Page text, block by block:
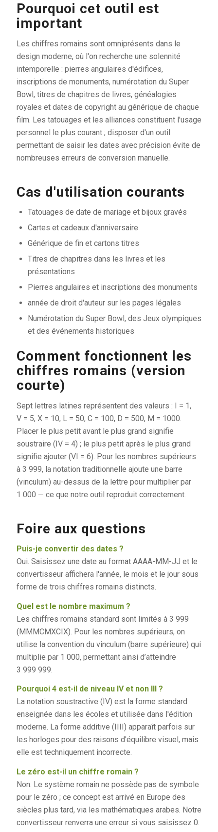
Pourquoi cet outil est
important
Les chiffres romains sont omniprésents dans le
design moderne, où l'on recherche une solennité
intemporelle : pierres angulaires d'édifices,
inscriptions de monuments, numérotation du Super
Bowl, titres de chapitres de livres, généalogies
royales et dates de copyright au générique de chaque
film. Les tatouages et les alliances constituent l'usage
personnel le plus courant ; disposer d'un outil
permettant de saisir les dates avec précision évite de
nombreuses erreurs de conversion manuelle.
Cas d'utilisation courants
Tatouages de date de mariage et bijoux gravés
Cartes et cadeaux d'anniversaire
Générique de fin et cartons titres
Titres de chapitres dans les livres et les
présentations
Pierres angulaires et inscriptions des monuments
année de droit d'auteur sur les pages légales
Numérotation du Super Bowl, des Jeux olympiques
et des événements historiques
Comment fonctionnent les
chiffres romains (version
courte)
Sept lettres latines représentent des valeurs : I = 1,
V = 5, X = 10, L = 50, C = 100, D = 500, M = 1000.
Placer le plus petit avant le plus grand signifie
soustraire (IV = 4) ; le plus petit après le plus grand
signifie ajouter (VI = 6). Pour les nombres supérieurs
à 3 999, la notation traditionnelle ajoute une barre
(vinculum) au-dessus de la lettre pour multiplier par
1 000 — ce que notre outil reproduit correctement.
Foire aux questions
Puis-je convertir des dates ?
Oui. Saisissez une date au format AAAA-MM-JJ et le
convertisseur affichera l'année, le mois et le jour sous
forme de trois chiffres romains distincts.
Quel est le nombre maximum ?
Les chiffres romains standard sont limités à 3 999
(MMMCMXCIX). Pour les nombres supérieurs, on
utilise la convention du vinculum (barre supérieure) qui
multiplie par 1 000, permettant ainsi d’atteindre
3 999 999.
Pourquoi 4 est-il de niveau IV et non III ?
La notation soustractive (IV) est la forme standard
enseignée dans les écoles et utilisée dans l'édition
moderne. La forme additive (IIII) apparaît parfois sur
les horloges pour des raisons d'équilibre visuel, mais
elle est techniquement incorrecte.
Le zéro est-il un chiffre romain ?
Non. Le système romain ne possède pas de symbole
pour le zéro ; ce concept est arrivé en Europe des
siècles plus tard, via les mathématiques arabes. Notre
convertisseur renverra une erreur si vous saisissez 0.